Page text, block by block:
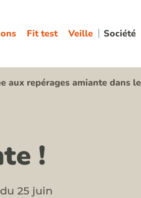
Fit test Veille Société
aux repérages amiante dans
!
25 juin